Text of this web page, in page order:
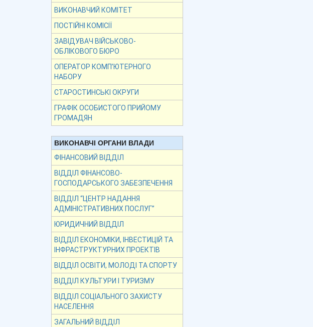
ВИКОНАВЧИЙ КОМІТЕТ
ПОСТІЙНІ КОМІСІЇ
ЗАВІДУВАЧ ВІЙСЬКОВО-
ОБЛІКОВОГО БЮРО
ОПЕРАТОР КОМП’ЮТЕРНОГО
НАБОРУ
СТАРОСТИНСЬКІ ОКРУГИ
ГРАФІК ОСОБИСТОГО ПРИЙОМУ
ГРОМАДЯН
ВИКОНАВЧІ ОРГАНИ ВЛАДИ
ФІНАНСОВИЙ ВІДДІЛ
ВІДДІЛ ФІНАНСОВО-
ГОСПОДАРСЬКОГО ЗАБЕЗПЕЧЕННЯ
ВІДДІЛ “ЦЕНТР НАДАННЯ
АДМІНІСТРАТИВНИХ ПОСЛУГ”
ЮРИДИЧНИЙ ВІДДІЛ
ВІДДІЛ ЕКОНОМІКИ, ІНВЕСТИЦІЙ ТА
ІНФРАСТРУКТУРНИХ ПРОЕКТІВ
ВІДДІЛ ОСВІТИ, МОЛОДІ ТА СПОРТУ
ВІДДІЛ КУЛЬТУРИ І ТУРИЗМУ
ВІДДІЛ СОЦІАЛЬНОГО ЗАХИСТУ
НАСЕЛЕННЯ
ЗАГАЛЬНИЙ ВІДДІЛ